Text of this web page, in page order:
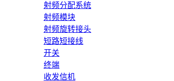
射频分配系统
射频模块
射频旋转接头
短路短接线
开关
终端
收发信机